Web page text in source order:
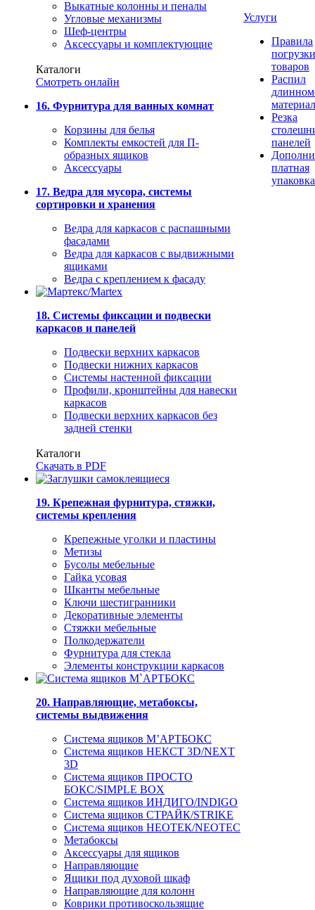
Выкатные колонны и пеналы
Угловые механизмы
Шеф-центры
Аксессуары и комплектующие
Каталоги
Смотреть онлайн
16. Фурнитура для ванных комнат
Корзины для белья
Комплекты емкостей для П-
образных ящиков
Аксессуары
17. Ведра для мусора, системы
сортировки и хранения
Ведра для каркасов с распашными
фасадами
Ведра для каркасов с выдвижными
ящиками
Ведра с креплением к фасаду
18. Системы фиксации и подвески
каркасов и панелей
Подвески верхних каркасов
Подвески нижних каркасов
Системы настенной фиксации
Профили, кронштейны для навески
каркасов
Подвески верхних каркасов без
задней стенки
Каталоги
Скачать в PDF
19. Крепежная фурнитура, стяжки,
системы крепления
Крепежные уголки и пластины
Метизы
Бусолы мебельные
Гайка усовая
Шканты мебельные
Ключи шестигранники
Декоративные элементы
Стяжки мебельные
Полкодержатели
Фурнитура для стекла
Элементы конструкции каркасов
20. Направляющие, метабоксы,
системы выдвижения
Система ящиков М’АРТБОКС
Система ящиков НЕКСТ 3D/NEXT
3D
Система ящиков ПРОСТО
БОКС/SIMPLE BOX
Система ящиков ИНДИГО/INDIGO
Система ящиков СТРАЙК/STRIKE
Система ящиков НЕОТЕК/NEOTEC
Метабоксы
Аксессуары для ящиков
Направляющие
Ящики под духовой шкаф
Направляющие для колонн
Коврики противоскользящие
Услуги
Правила
погрузки
товаров
Распил
Резка
панелей
платная
упаковка